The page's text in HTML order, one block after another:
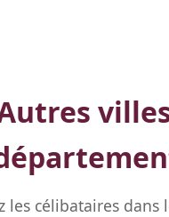
les célibataires dans